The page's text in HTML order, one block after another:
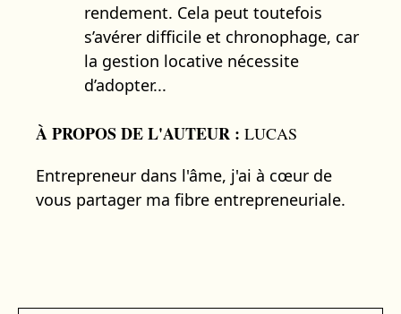
rendement. Cela peut toutefois
s’avérer difficile et chronophage, car
la gestion locative nécessite
d’adopter...
À PROPOS DE L'AUTEUR : LUCAS
Entrepreneur dans l'âme, j'ai à cœur de
vous partager ma fibre entrepreneuriale.